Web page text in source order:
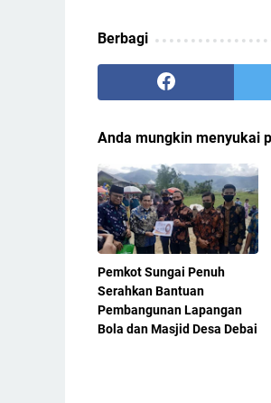
Berbagi
Anda mungkin menyukai
Pemkot Sungai Penuh
Serahkan Bantuan
Pembangunan Lapangan
Bola dan Masjid Desa Debai